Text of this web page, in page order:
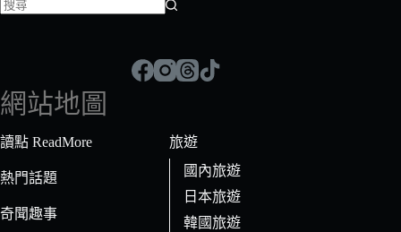
符
合
條
的
果
網站地圖
讀點 ReadMore
熱門話題
奇聞趣事
旅遊
國內旅遊
日本旅遊
韓國旅遊